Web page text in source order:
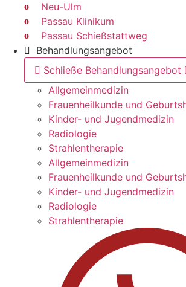
Neu-Ulm
Passau Klinikum
Passau Schießstattweg
Behandlungsangebot
Schließe Behandlungsangebot
Allgemeinmedizin
Frauenheilkunde und
Kinder- und Jugendmedizin
Radiologie
Strahlentherapie
Allgemeinmedizin
Frauenheilkunde und
Kinder- und Jugendmedizin
Radiologie
Strahlentherapie